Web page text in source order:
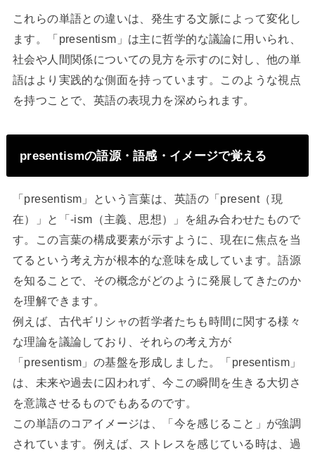
これらの単語との違いは、発生する文脈によって変化し
ます。「presentism」は主に哲学的な議論に用いられ、
社会や人間関係についての見方を示すのに対し、他の単
語はより実践的な側面を持っています。このような視点
を持つことで、英語の表現力を深められます。
presentismの語源・語感・イメージで覚える
「presentism」という言葉は、英語の「present（現
在）」と「-ism（主義、思想）」を組み合わせたもので
す。この言葉の構成要素が示すように、現在に焦点を当
てるという考え方が根本的な意味を成しています。語源
を知ることで、その概念がどのように発展してきたのか
を理解できます。
例えば、古代ギリシャの哲学者たちも時間に関する様々
な理論を議論しており、それらの考え方が
「presentism」の基盤を形成しました。「presentism」
は、未来や過去に囚われず、今この瞬間を生きる大切さ
を意識させるものでもあるのです。
この単語のコアイメージは、「今を感じること」が強調
されています。例えば、ストレスを感じている時は、過